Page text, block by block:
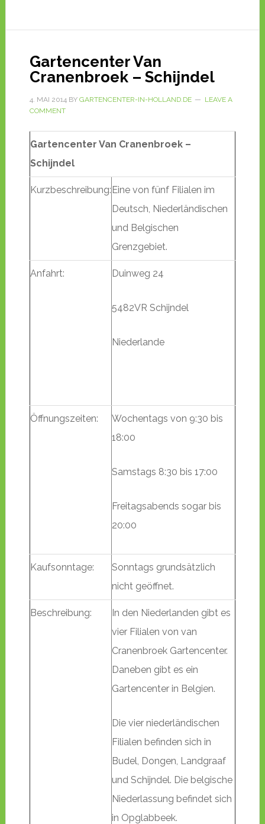
Gartencenter Van
Cranenbroek – Schijndel
4. MAI 2014BY GARTENCENTER-IN-HOLLAND.DE
LEAVE A
COMMENT
Gartencenter Van Cranenbroek –
Schijndel
Kurzbeschreibung: Eine von fünf Filialen im
Deutsch, Niederländischen
und Belgischen
Grenzgebiet.
Anfahrt: Duinweg 24
5482VR Schijndel
Niederlande
Öffnungszeiten:
Wochentags von 9:30 bis
18:00
Samstags 8:30 bis 17:00
Freitagsabends sogar bis
20:00
Kaufsonntage:
Sonntags grundsätzlich
nicht geöffnet.
Beschreibung:
In den Niederlanden gibt es
vier Filialen von van
Cranenbroek Gartencenter.
Daneben gibt es ein
Gartencenter in Belgien.
Die vier niederländischen
Filialen befinden sich in
Budel, Dongen, Landgraaf
und Schijndel. Die belgische
Niederlassung befindet sich
in Opglabbeek.